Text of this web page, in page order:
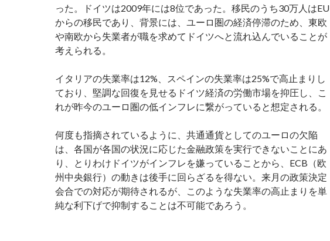
った。ドイツは2009年には8位であった。移民のうち30万人はEU
からの移民であり、背景には、ユーロ圏の経済停滞のため、東欧
や南欧から失業者が職を求めてドイツへと流れ込んでいることが
考えられる。
イタリアの失業率は12%、スペインの失業率は25%で高止まりし
ており、堅調な回復を見せるドイツ経済の労働市場を抑圧し、こ
れが昨今のユーロ圏の低インフレに繋がっていると想定される。
何度も指摘されているように、共通通貨としてのユーロの欠陥
は、各国が各国の状況に応じた金融政策を実行できないことにあ
り、とりわけドイツがインフレを嫌っていることから、ECB（欧
州中央銀行）の動きは後手に回らざるを得ない。来月の政策決定
会合での対応が期待されるが、このような失業率の高止まりを単
純な利下げで抑制することは不可能であろう。